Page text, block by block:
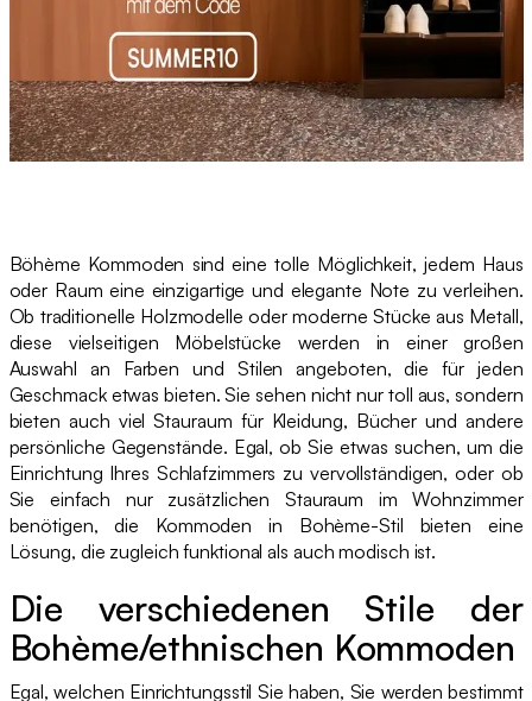
Böhème Kommoden sind eine tolle Möglichkeit, jedem Haus
oder Raum eine einzigartige und elegante Note zu verleihen.
Ob traditionelle Holzmodelle oder moderne Stücke aus Metall,
diese vielseitigen Möbelstücke werden in einer großen
Auswahl an Farben und Stilen angeboten, die für jeden
Geschmack etwas bieten. Sie sehen nicht nur toll aus, sondern
bieten auch viel Stauraum für Kleidung, Bücher und andere
persönliche Gegenstände. Egal, ob Sie etwas suchen, um die
Einrichtung Ihres Schlafzimmers zu vervollständigen, oder ob
Sie einfach nur zusätzlichen Stauraum im Wohnzimmer
benötigen, die Kommoden in Bohème-Stil bieten eine
Lösung, die zugleich funktional als auch modisch ist.
Die verschiedenen Stile der
Bohème/ethnischen Kommoden
Egal, welchen Einrichtungsstil Sie haben, Sie werden bestimmt